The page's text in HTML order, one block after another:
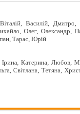
Віталій, Василій, Дмитро,
, Олег, Олександр,
, Тарас, Юрій
Ірина, Катерина, Любов,
, Світлана, Тетяна,